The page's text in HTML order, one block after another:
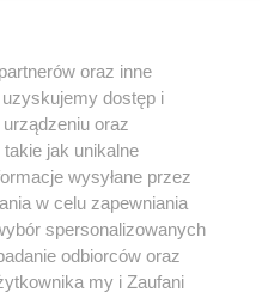
może być powielany i
w jakikolwiek sposób (w
na jakimkolwiek polu
z umieszczaniem w Internecie
użycie lub
części z naruszeniem prawa, tzn.
groźbą kary i może być ścigane
oraz inne
dostęp i
oraz
jak unikalne
wysyłane przez
w celu zapewniania
spersonalizowanych
odbiorców oraz
my i Zaufani